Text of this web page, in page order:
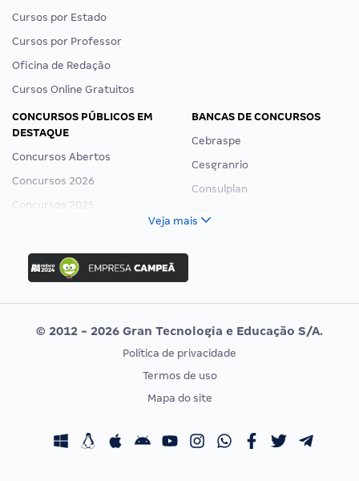
Cursos por Estado
Cursos por Professor
Oficina de Redação
Cursos Online Gratuitos
CONCURSOS PÚBLICOS EM
DESTAQUE
Concursos Abertos
Concursos 2026
Concursos 2025
Concurso Nacional Unificado
Concurso Ibama
Concurso MPU
Editais publicados
BANCAS DE CONCURSOS
Cebraspe
Cesgranrio
Consulplan
Vunesp
CONCURSOS POR PROFISSÃO
Concursos Fiscais
EXAME DE ORDEM
Calendário OAB
Veja mais
© 2012 - 2026 Gran Tecnologia e Educação S/A.
Política de privacidade
Termos de uso
Mapa do site